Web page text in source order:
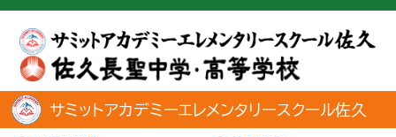
サミットアカデミーエレメンタリースクール佐久